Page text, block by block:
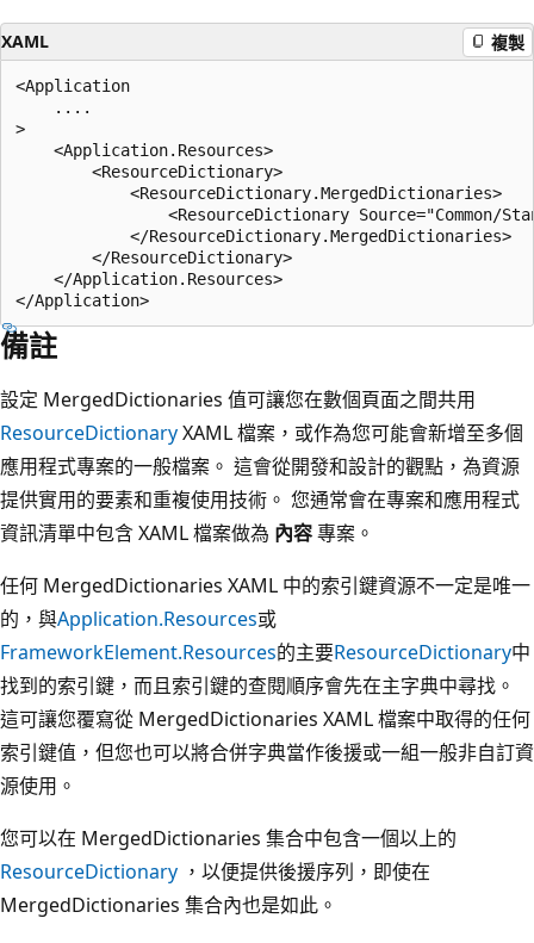
XAML 複製
<Application
    ....
>
    <Application.Resources>
        <ResourceDictionary>
            <ResourceDictionary.MergedDictionaries>
<ResourceDictionary Source="Common/
            </ResourceDictionary.MergedDictionaries>
        </ResourceDictionary>
    </Application.Resources>
備註
設定 MergedDictionaries 值可讓您在數個頁面之間共用
ResourceDictionaryXAML 檔案，或作為您可能會新增至多個
應用程式專案的一般檔案。 這會從開發和設計的觀點，為資源
提供實用的要素和重複使用技術。 您通常會在專案和應用程式
資訊清單中包含 XAML 檔案做為 內容專案。
任何 MergedDictionaries XAML 中的索引鍵資源不一定是唯一
的，與Application.Resources或
FrameworkElement.Resources的主要ResourceDictionary中
找到的索引鍵，而且索引鍵的查閱順序會先在主字典中尋找。
這可讓您覆寫從 MergedDictionaries XAML 檔案中取得的任何
索引鍵值，但您也可以將合併字典當作後援或一組一般非自訂資
源使用。
您可以在 MergedDictionaries 集合中包含一個以上的
ResourceDictionary ，以便提供後援序列，即使在
MergedDictionaries 集合內也是如此。